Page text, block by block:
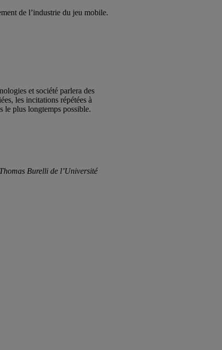
de l’industrie du jeu mobile.
et société parlera des
les incitations répétées à
le plus longtemps possible.
Burelli de l’Université